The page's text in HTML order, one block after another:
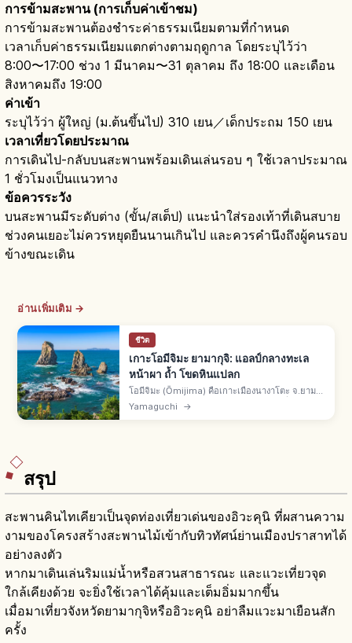
การข้ามสะพาน (การเก็บค่าเข้าชม)
การข้ามสะพานต้องชำระค่าธรรมเนียมตามที่กำหนด
เวลาเก็บค่าธรรมเนียมแตกต่างตามฤดูกาล โดยระบุไว้ว่า
8:00〜17:00 ช่วง 1 มีนาคม〜31 ตุลาคม ถึง 18:00 และเดือน
สิงหาคมถึง 19:00
ค่าเข้า
ระบุไว้ว่า ผู้ใหญ่ (ม.ต้นขึ้นไป) 310 เยน／เด็กประถม 150 เยน
เวลาเที่ยวโดยประมาณ
การเดินไป-กลับบนสะพานพร้อมเดินเล่นรอบ ๆ ใช้เวลาประมาณ
1 ชั่วโมงเป็นแนวทาง
ข้อควรระวัง
บนสะพานมีระดับต่าง (ขั้น/สเต็ป) แนะนำใส่รองเท้าที่เดินสบาย
ช่วงคนเยอะไม่ควรหยุดยืนนานเกินไป และควรคำนึงถึงผู้คนรอบ
ข้างขณะเดิน
อ่านเพิ่มเติม →
ชีวิต
เกาะโอมีจิมะ ยามากุจิ: แอลป์กลางทะเล
หน้าผา ถ้ำ โขดหินแปลก
โอมีจิมะ (Ōmijima) คือเกาะเมืองนางาโตะ จ.ยามา
กุจิ ฉายา แอลป์กลางทะเล หน้าผาหินถูกคลื่น
ทะเลญี่ปุ่นกัดเซาะ ถ้ำและโขดหินรูปทรงแปลก ล่อง
Yamaguchi →
สรุป
สะพานคินไทเคียวเป็นจุดท่องเที่ยวเด่นของอิวะคุนิ ที่ผสานความ
งามของโครงสร้างสะพานไม้เข้ากับทิวทัศน์ย่านเมืองปราสาทได้
อย่างลงตัว
หากมาเดินเล่นริมแม่น้ำหรือสวนสาธารณะ และแวะเที่ยวจุด
ใกล้เคียงด้วย จะยิ่งใช้เวลาได้คุ้มและเต็มอิ่มมากขึ้น
เมื่อมาเที่ยวจังหวัดยามากุจิหรืออิวะคุนิ อย่าลืมแวะมาเยือนสัก
ครั้ง